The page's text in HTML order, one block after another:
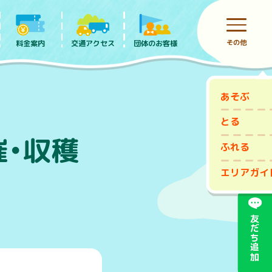
あそぶ
とる
ふれる
エリアガイ
料金案内 交通アクセス 団体のお客様 その他
前売りチケット
友だち追加
収穫